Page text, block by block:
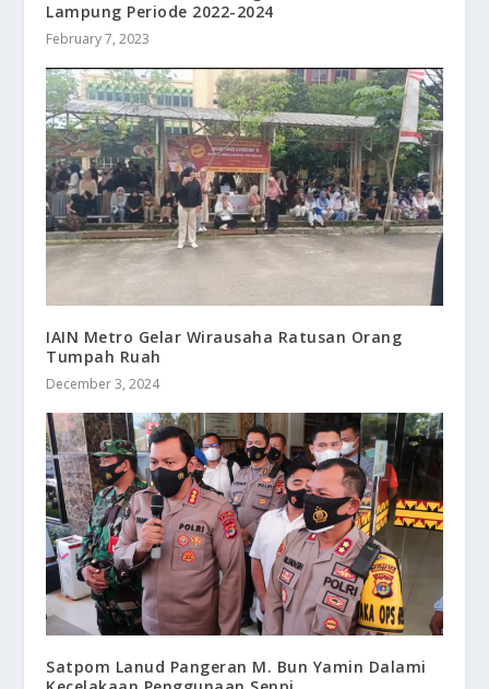
Lampung Periode 2022-2024
February 7, 2023
IAIN Metro Gelar Wirausaha Ratusan Orang
Tumpah Ruah
December 3, 2024
Satpom Lanud Pangeran M. Bun Yamin Dalami